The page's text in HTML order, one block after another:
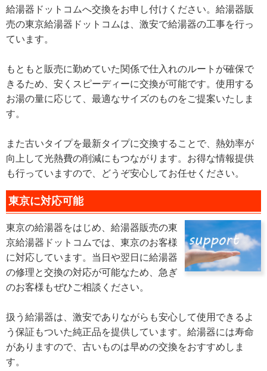
給湯器ドットコムへ交換をお申し付けください。給湯器販
売の東京給湯器ドットコムは、激安で給湯器の工事を行っ
ています。
もともと販売に勤めていた関係で仕入れのルートが確保で
きるため、安くスピーディーに交換が可能です。使用する
お湯の量に応じて、最適なサイズのものをご提案いたしま
す。
また古いタイプを最新タイプに交換することで、熱効率が
向上して光熱費の削減にもつながります。お得な情報提供
も行っていますので、どうぞ安心してお任せください。
東京に対応可能
東京の給湯器をはじめ、給湯器販売の東
京給湯器ドットコムでは、東京のお客様
に対応しています。当日や翌日に給湯器
の修理と交換の対応が可能なため、急ぎ
のお客様もぜひご相談ください。
扱う給湯器は、激安でありながらも安心して使用できるよ
う保証もついた純正品を提供しています。給湯器には寿命
がありますので、古いものは早めの交換をおすすめしま
す。